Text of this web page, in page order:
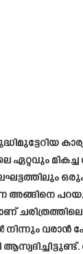
ഏറ്റവും മികച്ച
അങ്ങിനെ
ചരിത്രത്തിലെ
നിന്നും വരാൻ